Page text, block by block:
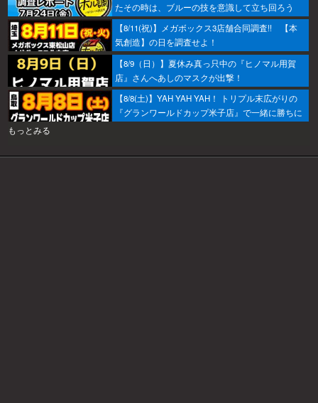
たその時は、ブルーの技を意識して立ち回ろう
ぞ！
【8/11(祝)】メガボックス3店舗合同調査!! 【本
気創造】の日を調査せよ！
【8/9（日）】夏休み真っ只中の『ヒノマル用賀
店』さんへあしのマスクが出撃！
【8/8(土)】YAH YAH YAH！ トリプル末広がりの
『グランワールドカップ米子店』で一緒に勝ちに
もっとみる